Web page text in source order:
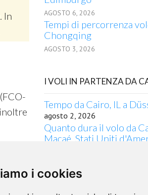
i cookies
In
AGOSTO 6, 2026
Tempi di percorrenza
Chongqing
AGOSTO 3, 2026
I VOLI IN PARTENZA DA
Tempo da Cairo, IL a
agosto 2, 2026
Quanto dura il volo da
Macaé, Stati Uniti
Cairo, IL per Hanoi